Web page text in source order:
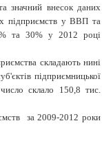
значний внесок даних
підприємств у ВВП та
та 30% у 2012 році
складають нині
підприємницької
склало 150,8 тис.
за 2009-2012 роки